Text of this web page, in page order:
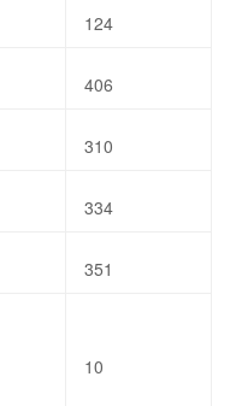
124
406
310
334
351
10